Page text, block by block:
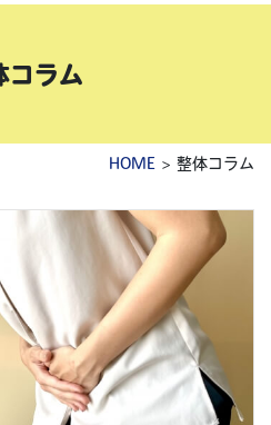
コラム
HOME > 整体コラム